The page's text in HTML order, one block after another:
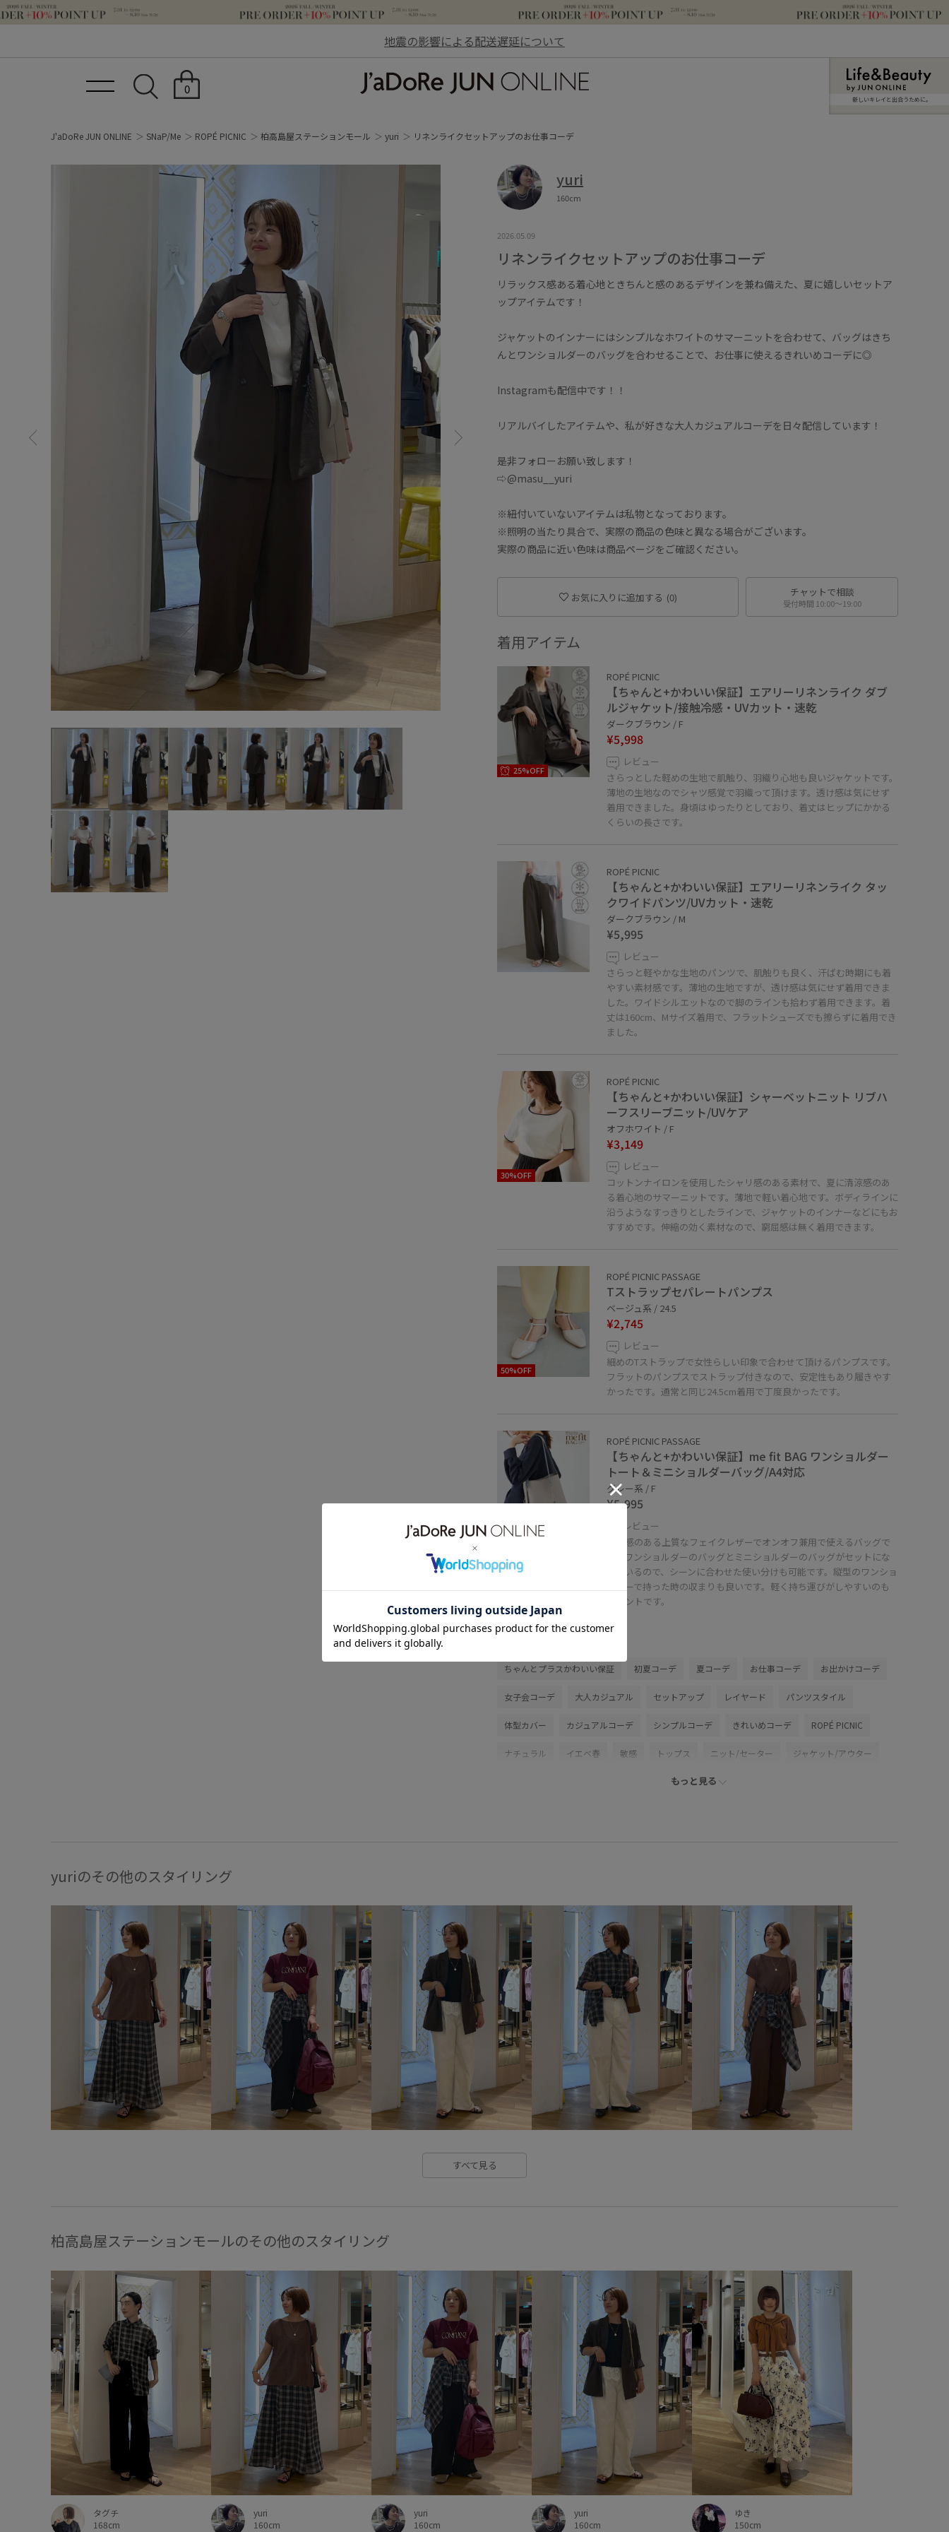
地震の影響による配送遅延について
0
新しいキレイと出合うために。
J'aDoRe JUN ONLINE SNaP/Me ROPÉ PICNIC 柏高島屋ステーションモール yuri リネンライクセットアップのお仕事コーデ
yuri
160cm
2026.05.09
リネンライクセットアップのお仕事コーデ
リラックス感ある着心地ときちんと感のあるデザインを兼ね備えた、夏に嬉しいセットア
ップアイテムです！
ジャケットのインナーにはシンプルなホワイトのサマーニットを合わせて、バッグはきち
んとワンショルダーのバッグを合わせることで、お仕事に使えるきれいめコーデに◎
Instagramも配信中です！！
リアルバイしたアイテムや、私が好きな大人カジュアルコーデを日々配信しています！
是非フォローお願い致します！
⇨@masu__yuri
※紐付いていないアイテムは私物となっております。
※照明の当たり具合で、実際の商品の色味と異なる場合がございます。
実際の商品に近い色味は商品ページをご確認ください。
お気に入りに追加する (0) チャットで相談
受付時間 10:00〜19:00
着用アイテム
25%OFF
ROPÉ PICNIC
【ちゃんと+かわいい保証】エアリーリネンライク ダブ
ルジャケット/接触冷感・UVカット・速乾
ダークブラウン / F
¥5,998
レビュー
さらっとした軽めの生地で肌触り、羽織り心地も良いジャケットです。
薄地の生地なのでシャツ感覚で羽織って頂けます。透け感は気にせず
着用できました。身頃はゆったりとしており、着丈はヒップにかかる
くらいの長さです。
ROPÉ PICNIC
【ちゃんと+かわいい保証】エアリーリネンライク タッ
クワイドパンツ/UVカット・速乾
ダークブラウン / M
¥5,995
レビュー
さらっと軽やかな生地のパンツで、肌触りも良く、汗ばむ時期にも着
やすい素材感です。薄地の生地ですが、透け感は気にせず着用できま
した。ワイドシルエットなので脚のラインも拾わず着用できます。着
丈は160cm、Mサイズ着用で、フラットシューズでも擦らずに着用でき
ました。
30%OFF
ROPÉ PICNIC
【ちゃんと+かわいい保証】シャーベットニット リブハ
ーフスリーブニット/UVケア
オフホワイト / F
¥3,149
レビュー
コットンナイロンを使用したシャリ感のある素材で、夏に清涼感のあ
る着心地のサマーニットです。薄地で軽い着心地です。ボディラインに
沿うようなすっきりとしたラインで、ジャケットのインナーなどにもお
すすめです。伸縮の効く素材なので、窮屈感は無く着用できます。
50%OFF
ROPÉ PICNIC PASSAGE
Tストラップセパレートパンプス
ベージュ系 / 24.5
¥2,745
レビュー
細めのTストラップで女性らしい印象で合わせて頂けるパンプスです。
フラットのパンプスでストラップ付きなので、安定性もあり履きやす
かったです。通常と同じ24.5cm着用で丁度良かったです。
ROPÉ PICNIC PASSAGE
【ちゃんと+かわいい保証】me fit BAG ワンショルダー
トート＆ミニショルダーバッグ/A4対応
グレー系 / F
¥5,995
レビュー
シボ感のある上質なフェイクレザーでオンオフ兼用で使えるバッグで
す。ワンショルダーのバッグとミニショルダーのバッグがセットにな
っているので、シーンに合わせた使い分けも可能です。縦型のワンショ
ルダーで持った時の収まりも良いです。軽く持ち運びがしやすいのも
ポイントです。
関連タグ
ちゃんとプラスかわいい保証 初夏コーデ 夏コーデ お仕事コーデ お出かけコーデ
女子会コーデ 大人カジュアル セットアップ レイヤード パンツスタイル
体型カバー カジュアルコーデ シンプルコーデ きれいめコーデ ROPÉ PICNIC
ナチュラル イエベ春 敏感 トップス ニット/セーター ジャケット/アウター
バッグ ショルダーバッグ
アクセサリー アクリル カラーニット カーディガン コットン
サンダル シャツ シャツワンピース
シンプル ジャケット スカート スカーフ スッキリ ストラップ
ストレスフリー セット セットアップ対象商品 ソックス タイツ チェーン
デイリー使い デニムに合わせる トレンド感 トートバッグ ドライ ドライタッチ
ナイロン ニット フェイクレザー ベーシック ベーシックカラー
ペプラム ポケット付き ポーチ ミニバッグ ミニマル リブ編み
ワンショルダー ワンピース 二の腕が隠れる
旬の着こなし
もっと見る
yuriのその他のスタイリング
すべて見る
柏高島屋ステーションモールのその他のスタイリング
タグチ
168cm
yuri
160cm
yuri
160cm
yuri
160cm
ゆき
150cm